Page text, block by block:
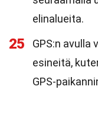
elinalueita.
25
GPS:n avulla
esineitä,
GPS-